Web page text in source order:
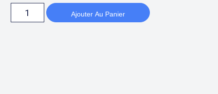
Ajouter Au Panier